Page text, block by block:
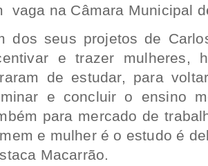
vaga na Câmara Municipal
dos seus projetos de
e trazer mulheres,
de estudar, para
e concluir o ensino
para mercado de
e mulher é o estudo é
Macarrão.